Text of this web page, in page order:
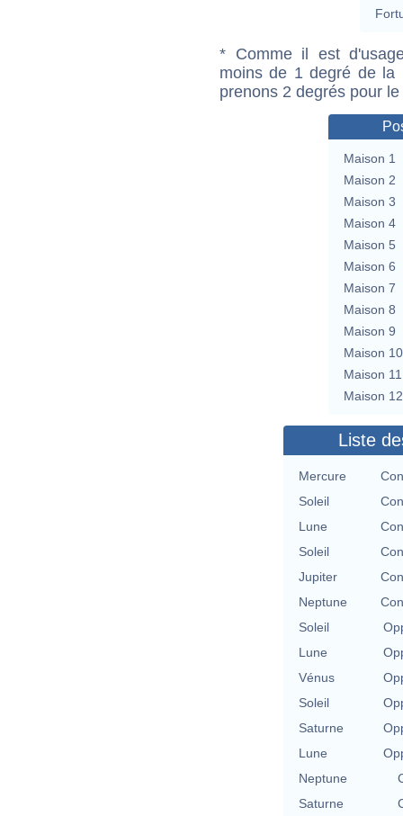
* Comme il est
moins de 1 degré de la
prenons 2 degrés pour
Maison 1
Maison 2
Maison 3
Maison 4
Maison 5
Maison 6
Maison 7
Maison 8
Maison 9
Maison 10
Maison 11
Maison 12
Liste
Mercure
Soleil
Lune
Soleil
Jupiter
Neptune
Soleil
Lune
Vénus
Soleil
Saturne
Lune
Neptune
Saturne